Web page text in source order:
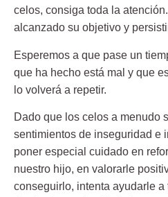
celos, consiga toda la
alcanzado su objetivo y
Esperemos a que pase un
que ha hecho está mal y que
lo volverá a repetir.
Dado que los celos a menudo
sentimientos de inseguridad e
poner especial cuidado en
nuestro hijo, en valorarle
conseguirlo, intenta ayudarle